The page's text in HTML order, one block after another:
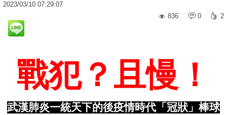
2023/03/10 07:29:07
836
0 2
戰犯？且慢！
武漢肺炎一統天下的後疫情時代「冠狀」棒球